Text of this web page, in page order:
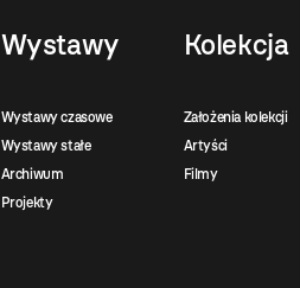
Wystawy
Wystawy czasowe
Wystawy stałe
Archiwum
Projekty
Kolekcja
Założenia kolekcji
Artyści
Filmy